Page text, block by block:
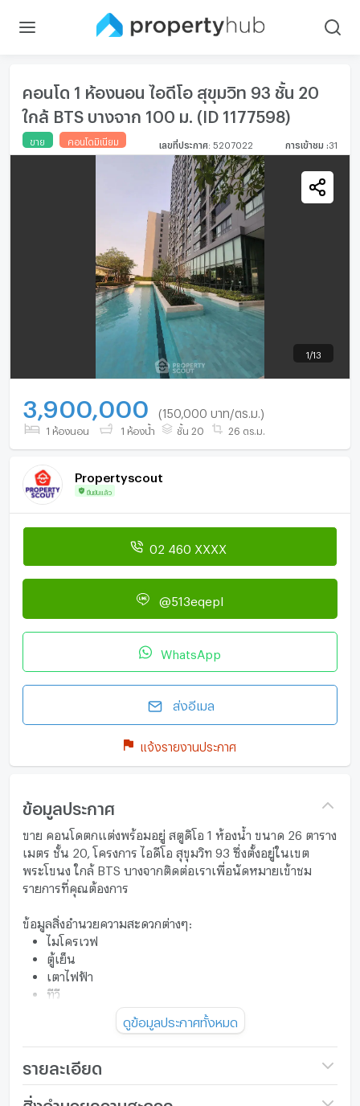
คอนโด 1 ห้องนอน ไอดีโอ สุขุมวิท 93 ชั้น 20
ใกล้ BTS บางจาก 100 ม. (ID 1177598)
ขาย คอนโดมิเนียม เลขที่ประกาศ: 5207022 การเข้าชม 31
1 /13
3,900,000 (150,000 บาท/ตร.ม.)
1 ห้องนอน 1 ห้องน้ำ ชั้น 20 26 ตร.ม.
Propertyscout
ยืนยันแล้ว
02 460 XXXX
@513eqepl
WhatsApp
ส่งอีเมล
แจ้งรายงานประกาศ
ข้อมูลประกาศ
ขาย คอนโดตกแต่งพร้อมอยู่ สตูดิโอ 1 ห้องน้ำ ขนาด 26 ตาราง
เมตร ชั้น 20, โครงการ ไอดีโอ สุขุมวิท 93 ซึ่งตั้งอยู่ในเขต
พระโขนง ใกล้ BTS บางจากติดต่อเราเพื่อนัดหมายเข้าชม
รายการที่คุณต้องการ
ข้อมูลสิ่งอำนวยความสะดวกต่างๆ:
ไมโครเวฟ
ตู้เย็น
เตาไฟฟ้า
ทีวี
สร้างเสร็จในปี 2018
กล้องวงจรปิด
ลานจอดรถในร่ม
ระบบรักษาความปลอดภัย 24 ชม.
ดูข้อมูลประกาศทั้งหมด
รายละเอียด
ชื่อโครงการ IDEO Sukhumvit 93
สิ่งอำนวยความสะดวก